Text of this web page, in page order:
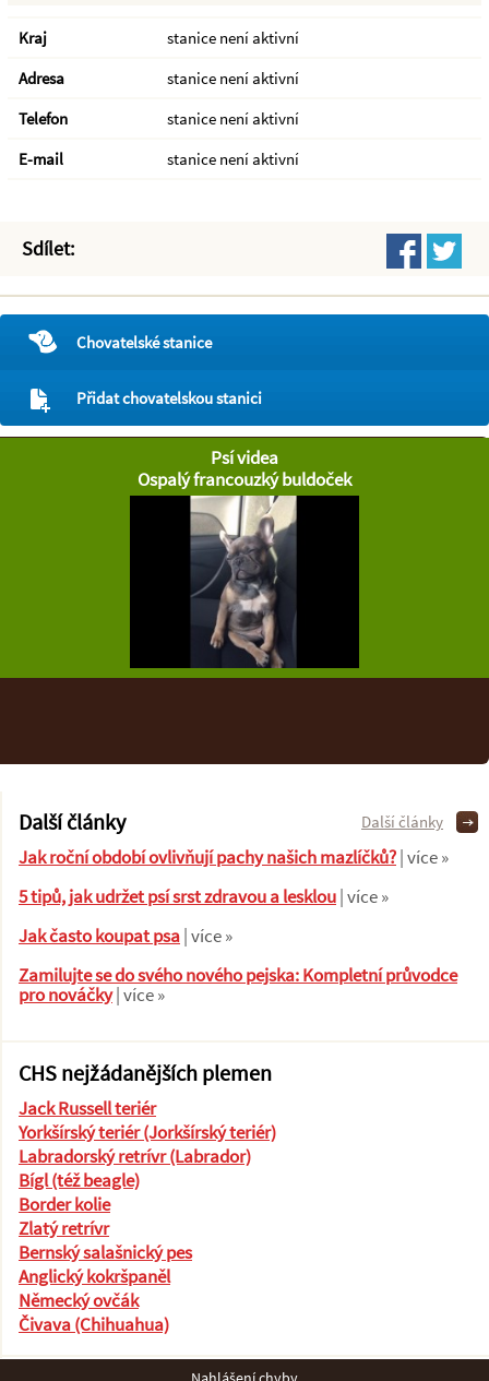
Kraj
stanice není aktivní
Adresa
stanice není aktivní
Telefon
stanice není aktivní
E-mail
stanice není aktivní
Sdílet:
Chovatelské stanice
Přidat chovatelskou stanici
Psí videa
Ospalý francouzký buldoček
Další články
Jak roční období ovlivňují pachy našich mazlíčků?| více »
5 tipů, jak udržet psí srst zdravou a lesklou| více »
Jak často koupat psa| více »
Zamilujte se do svého nového pejska: Kompletní průvodce
pro nováčky| více »
Další články
CHS nejžádanějších plemen
Jack Russell teriér
Yorkšírský teriér (Jorkšírský teriér)
Labradorský retrívr (Labrador)
Bígl (též beagle)
Border kolie
Zlatý retrívr
Bernský salašnický pes
Anglický kokršpaněl
Německý ovčák
Čivava (Chihuahua)